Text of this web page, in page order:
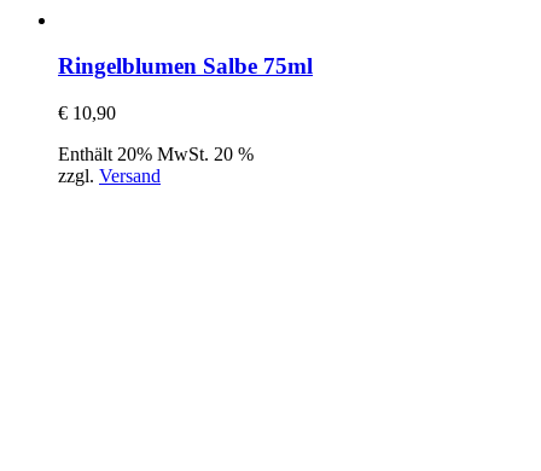
Ringelblumen Salbe 75ml
€ 10,90
Enthält 20% MwSt. 20 %
zzgl. Versand